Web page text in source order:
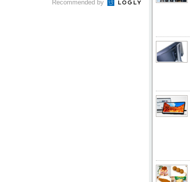
Recommended by